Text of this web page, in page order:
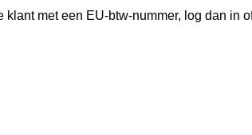
met een EU-btw-nummer, log dan in